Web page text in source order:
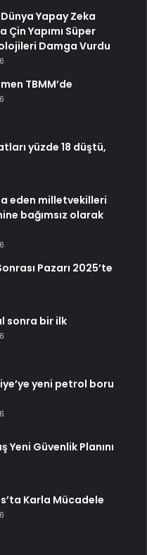
Yapay Zeka
Çin Yapımı Süper
Damga Vurdu
TBMM’de
yüzde 18 düştü,
eden milletvekilleri
bağımsız olarak
Pazarı 2025’te
sonra bir ilk
yeni petrol boru
Yeni Güvenlik Planını
Karla Mücadele